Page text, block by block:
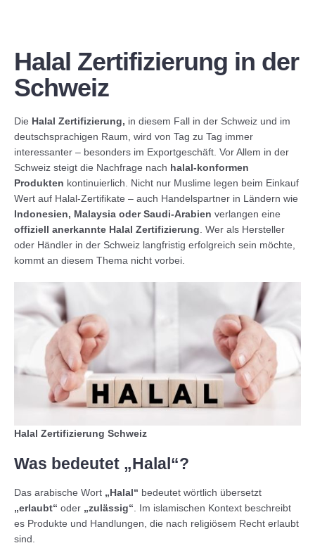
ISO 13485 Management für Medizinprodukte
ISO 50001 Energiemanagement
Medizinprodukte 93/42/EWG – CE-Zeichen MDD
Gasverbrauchseinrichtungen 2016/426/EG – CE-Zeichen
Richtlinie über Aufzüge 2014/33/EU – CE-Zeichen
Persönliche Schutzausrüstungen (EU) 2016/425 – CE-
Zeichen
Halal Zertifizierung in der
Schweiz
Die Halal Zertifizierung, in diesem Fall in der Schweiz und im
deutschsprachigen Raum, wird von Tag zu Tag immer
interessanter – besonders im Exportgeschäft. Vor Allem in der
Schweiz steigt die Nachfrage nach halal-konformen
Produkten kontinuierlich. Nicht nur Muslime legen beim Einkauf
Wert auf Halal-Zertifikate – auch Handelspartner in Ländern wie
Indonesien, Malaysia oder Saudi-Arabien verlangen eine
offiziell anerkannte Halal Zertifizierung . Wer als Hersteller
oder Händler in der Schweiz langfristig erfolgreich sein möchte,
kommt an diesem Thema nicht vorbei.
Halal Zertifizierung Schweiz
Was bedeutet „Halal“?
Das arabische Wort „Halal“ bedeutet wörtlich übersetzt
„erlaubt“ oder „zulässig“. Im islamischen Kontext beschreibt
es Produkte und Handlungen, die nach religiösem Recht erlaubt
sind.